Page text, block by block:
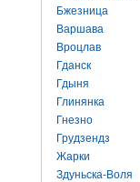
Бжезница
Варшава
Вроцлав
Гданск
Гдыня
Глинянка
Гнезно
Грудзендз
Жарки
Здуньска-Воля